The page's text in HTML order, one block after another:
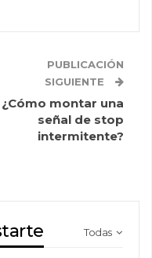
PUBLICACIÓN
SIGUIENTE
¿Cómo montar una
señal de stop
intermitente?
Todas